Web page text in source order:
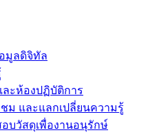
มูลดิจิทัล
ะห้องปฏิบัติการ
ม และแลกเปลี่ยนความรู้
บวัสดุเพื่องานอนุรักษ์